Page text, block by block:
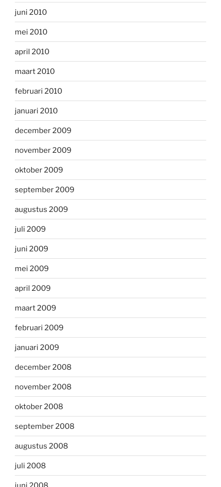
juni 2010
mei 2010
april 2010
maart 2010
februari 2010
januari 2010
december 2009
november 2009
oktober 2009
september 2009
augustus 2009
juli 2009
juni 2009
mei 2009
april 2009
maart 2009
februari 2009
januari 2009
december 2008
november 2008
oktober 2008
september 2008
augustus 2008
juli 2008